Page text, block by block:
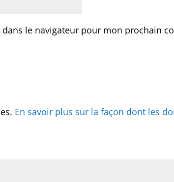
le navigateur pour mon prochain
En savoir plus sur la façon dont les